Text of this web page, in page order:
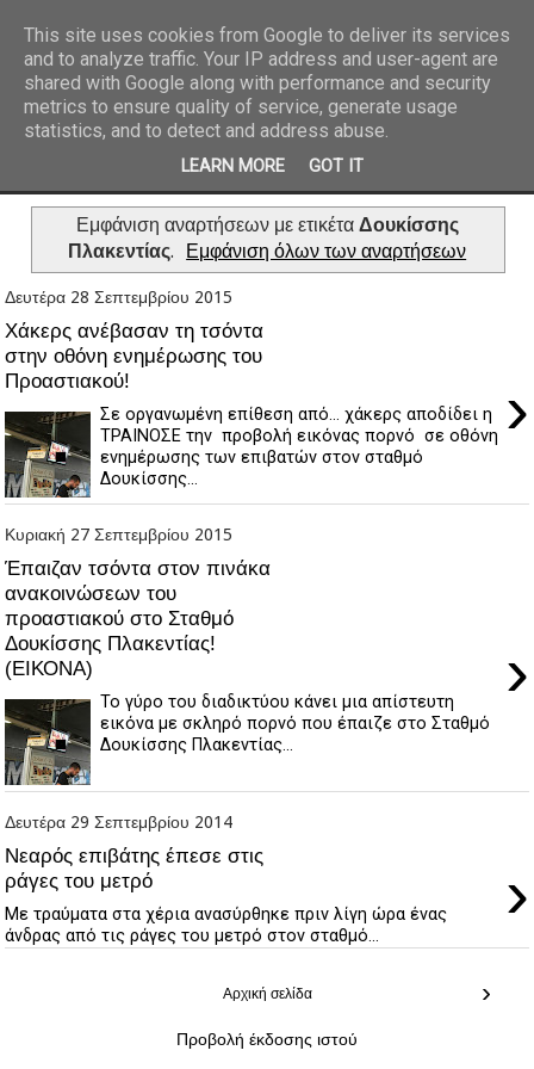
REPORTAZ NET
Εμφάνιση αναρτήσεων με ετικέτα Δουκίσσης
Πλακεντίας. Εμφάνιση όλων των αναρτήσεων
Δευτέρα 28 Σεπτεμβρίου 2015
Χάκερς ανέβασαν τη τσόντα
στην οθόνη ενημέρωσης του
Προαστιακού!
›
Σε οργανωμένη επίθεση από… χάκερς αποδίδει η
ΤΡΑΙΝΟΣΕ την προβολή εικόνας πορνό σε οθόνη
ενημέρωσης των επιβατών στον σταθμό
Δουκίσσης...
Κυριακή 27 Σεπτεμβρίου 2015
Έπαιζαν τσόντα στον πινάκα
ανακοινώσεων του
προαστιακού στο Σταθμό
Δουκίσσης Πλακεντίας!
(ΕΙΚΟΝΑ)
›
Το γύρο του διαδικτύου κάνει μια απίστευτη
εικόνα με σκληρό πορνό που έπαιζε στο Σταθμό
Δουκίσσης Πλακεντίας...
Δευτέρα 29 Σεπτεμβρίου 2014
Νεαρός επιβάτης έπεσε στις
ράγες του μετρό
›
Με τραύματα στα χέρια ανασύρθηκε πριν λίγη ώρα ένας
άνδρας από τις ράγες του μετρό στον σταθμό...
›
Αρχική σελίδα
Προβολή έκδοσης ιστού
This site uses cookies from Google to deliver its services
and to analyze traffic. Your IP address and user-agent are
shared with Google along with performance and security
metrics to ensure quality of service, generate usage
statistics, and to detect and address abuse.
LEARN MORE GOT IT